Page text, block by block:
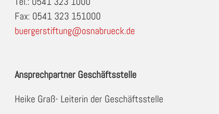
Fax: 0541 323 151000
buergerstiftung@osnabrueck.de
Ansprechpartner Geschäftsstelle
Heike Graß- Leiterin der Geschäftsstelle